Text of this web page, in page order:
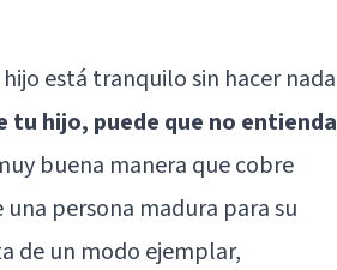
está tranquilo sin hacer nada
tu hijo, puede que no entienda
buena manera que cobre
persona madura para su
de un modo ejemplar,